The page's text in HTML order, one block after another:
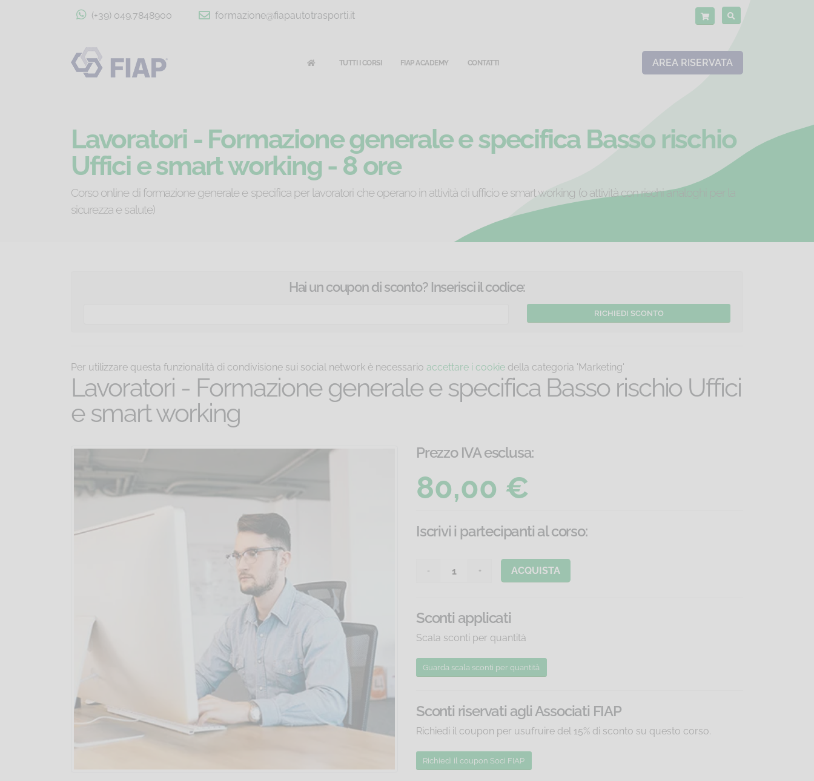
(+39) 049.7848900 formazione@fiapautotrasporti.it
TUTTI I CORSI FIAP ACADEMY CONTATTI AREA RISERVATA
Lavoratori - Formazione generale e specifica Basso rischio
Uffici e smart working - 8 ore
Corso online di formazione generale e specifica per lavoratori che operano in attività di ufficio e smart working (o attività con rischi analoghi per la
sicurezza e salute)
Hai un coupon di sconto? Inserisci il codice:
Per utilizzare questa funzionalità di condivisione sui social network è necessario accettare i cookie della categoria 'Marketing'
Lavoratori - Formazione generale e specifica Basso rischio Uffici
e smart working
Prezzo IVA esclusa:
80,00 €
Iscrivi i partecipanti al corso:
ACQUISTA
Sconti applicati
Scala sconti per quantità
Guarda scala sconti per quantità
Sconti riservati agli Associati FIAP
Richiedi il coupon per usufruire del 15% di sconto su questo corso.
Richiedi il coupon Soci FIAP